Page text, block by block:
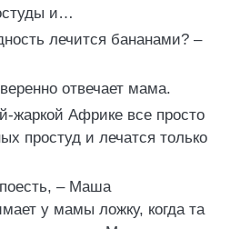
и…
лечится бананами? –
отвечает мама.
жаркой Африке все просто
простуд и лечатся только
– Маша
у мамы ложку, когда та